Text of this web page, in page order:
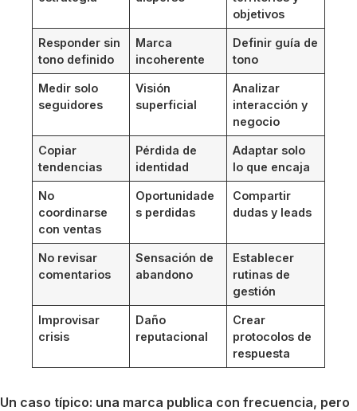
objetivos
Responder sin
tono definido
Marca
incoherente
Definir guía de
tono
Medir solo
seguidores
Visión
superficial
Analizar
interacción y
negocio
Copiar
tendencias
Pérdida de
identidad
Adaptar solo
lo que encaja
No
coordinarse
con ventas
Oportunidade
s perdidas
Compartir
dudas y leads
No revisar
comentarios
Sensación de
abandono
Establecer
rutinas de
gestión
Improvisar
crisis
Daño
reputacional
Crear
protocolos de
respuesta
Un caso típico: una marca publica con frecuencia, pero